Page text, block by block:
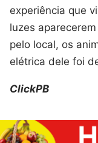
experiência que
luzes
pelo local, os
elétrica dele foi
ClickPB